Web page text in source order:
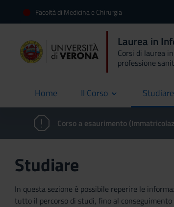
Facoltà di Medicina e Chirurgia
Laurea in
Corsi di laurea
professione
Home
current Il Corso Studiare
Corso a esaurimento
Studiare
In questa sezione è possibile reperire le
tutto il percorso di studi, fino al